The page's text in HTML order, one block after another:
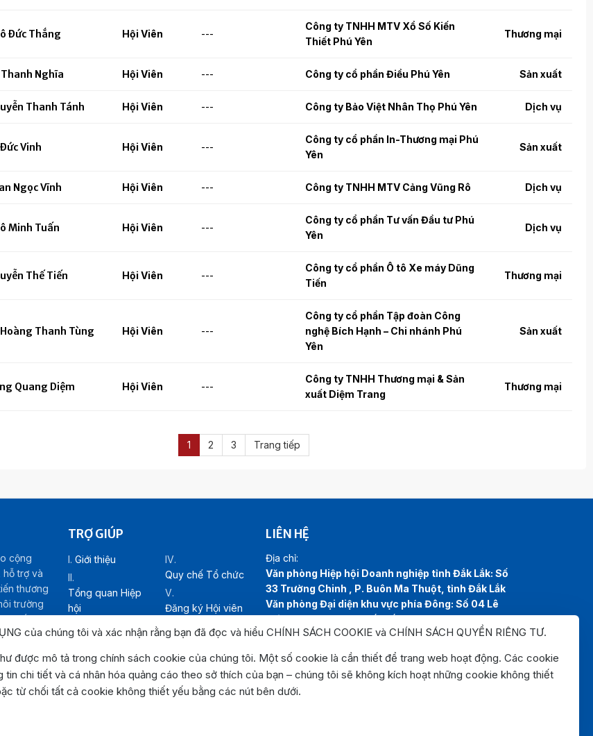
Đức Thắng Hội Viên ---
Công ty TNHH MTV Xổ Số Kiến
Thiết Phú Yên
Thương mại
Nghĩa Hội Viên --- Công ty cổ phần Điều Phú Yên Sản xuất
Thanh Tánh Hội Viên --- Công ty Bảo Việt Nhân Thọ Phú Yên Dịch vụ
Vinh Hội Viên ---
Công ty cổ phần In-Thương mại Phú
Yên
Sản xuất
Ngọc Vĩnh Hội Viên --- Công ty TNHH MTV Cảng Vũng Rô Dịch vụ
Minh Tuấn Hội Viên ---
Công ty cổ phần Tư vấn Đầu tư Phú
Yên
Dịch vụ
Thế Tiến Hội Viên ---
Công ty cổ phần Ô tô Xe máy Dũng
Tiến
Thương mại
Thanh Tùng Hội Viên ---
Công ty cổ phần Tập đoàn Công
nghệ Bích Hạnh – Chi nhánh Phú
Yên
Sản xuất
Quang Diệm Hội Viên ---
Công ty TNHH Thương mại & Sản
xuất Diệm Trang
Thương mại
1 2 3 Trang tiếp
cộng
trợ và
thương
trường
tế – xã
TRỢ GIÚP
Giới thiệu
Tổng quan Hiệp
hội
Cơ cấu tổ chức
Quy chế Tổ chức
Đăng ký Hội viên
Liên hệ
LIÊN HỆ
Địa chỉ:
Văn phòng Hiệp hội Doanh nghiệp tỉnh Đắk Lắk: Số
33 Trường Chinh , P. Buôn Ma Thuột, tỉnh Đắk Lắk
Văn phòng Đại diện khu vực phía Đông: Số 04 Lê
Lợi, P. Tuy Hòa, tỉnh Đắk Lắk
Hotline: 0262.3825999
0262.3827999
Email: hiephoidoanhnghiepdaklak@gmail.com
Website: https://hiephoidoanhnghiepdaklak.org
Bản đồ:
của chúng tôi và xác nhận rằng bạn đã đọc và hiểu CHÍNH SÁCH COOKIE và CHÍNH SÁCH QUYỀN RIÊNG TƯ.
được mô tả trong chính sách cookie của chúng tôi. Một số cookie là cần thiết để trang web hoạt động. Các cookie
chi tiết và cá nhân hóa quảng cáo theo sở thích của bạn – chúng tôi sẽ không kích hoạt những cookie không thiết
từ chối tất cả cookie không thiết yếu bằng các nút bên dưới.